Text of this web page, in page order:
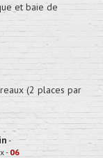
et baie de
(2 places par
-
- 06